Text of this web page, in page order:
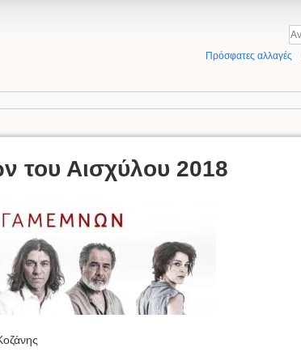
Πρόσφατες αλλαγές
του Αισχύλου 2018